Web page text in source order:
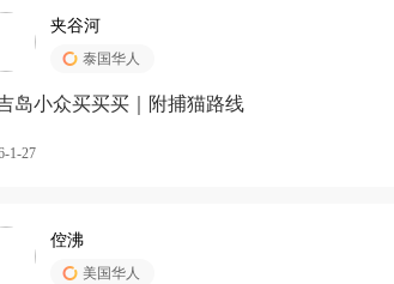
夹谷河
泰国华人
岛小众买买买｜附捕猫路线
1-27
倥沸
美国华人